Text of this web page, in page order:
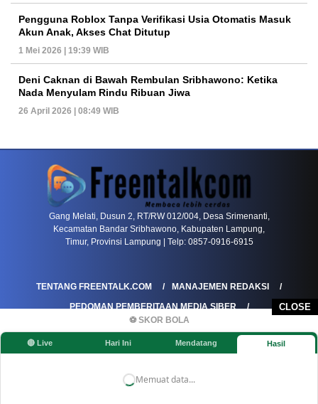
CLOSE
⚽ SKOR BOLA
🔴 Live Hari Ini Mendatang Hasil
Memuat data...
Pengguna Roblox Tanpa Verifikasi Usia Otomatis Masuk
Akun Anak, Akses Chat Ditutup
1 Mei 2026 | 19:39 WIB
Deni Caknan di Bawah Rembulan Sribhawono: Ketika
Nada Menyulam Rindu Ribuan Jiwa
26 April 2026 | 08:49 WIB
Gang Melati, Dusun 2, RT/RW 012/004, Desa Srimenanti,
Kecamatan Bandar Sribhawono, Kabupaten Lampung,
Timur, Provinsi Lampung | Telp: 0857-0916-6915
TENTANG FREENTALK.COM
MANAJEMEN REDAKSI
PEDOMAN PEMBERITAAN MEDIA SIBER
PEDOMAN PEMBERITAAN RAMAH ANAK
KOREKSI & KLARIFIKASI
KEBIJAKAN IKLAN / ADVERTORIAL